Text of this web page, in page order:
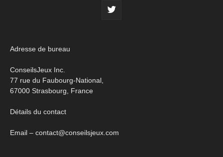
Adresse de bureau
ConseilsJeux Inc.
77 rue du Faubourg-National,
67000 Strasbourg, France
Détails du contact
Email – contact@conseilsjeux.com